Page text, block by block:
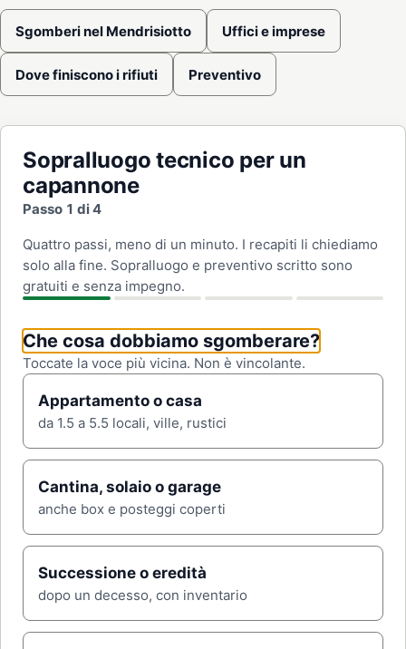
Sgomberi nel Mendrisiotto Uffici e imprese
Dove finiscono i rifiuti Preventivo
Sopralluogo tecnico per un
capannone
Passo 1 di 4
Quattro passi, meno di un minuto. I recapiti li chiediamo
solo alla fine. Sopralluogo e preventivo scritto sono
gratuiti e senza impegno.
Che cosa dobbiamo sgomberare?
Toccate la voce più vicina. Non è vincolante.
Appartamento o casa
da 1.5 a 5.5 locali, ville, rustici
Cantina, solaio o garage
anche box e posteggi coperti
Successione o eredità
dopo un decesso, con inventario